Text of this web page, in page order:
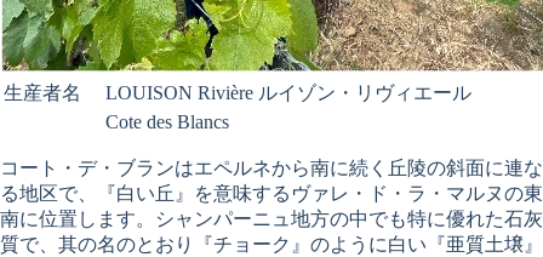
生産者名
LOUISON Rivière ルイゾン・リヴィエール
Cote des Blancs
コート・デ・ブランはエペルネから南に続く丘陵の斜面に連な
る地区で、『白い丘』を意味するヴァレ・ド・ラ・マルヌの東
南に位置します。シャンパーニュ地方の中でも特に優れた石灰
質で、其の名のとおり『チョーク』のように白い『亜質土壌』